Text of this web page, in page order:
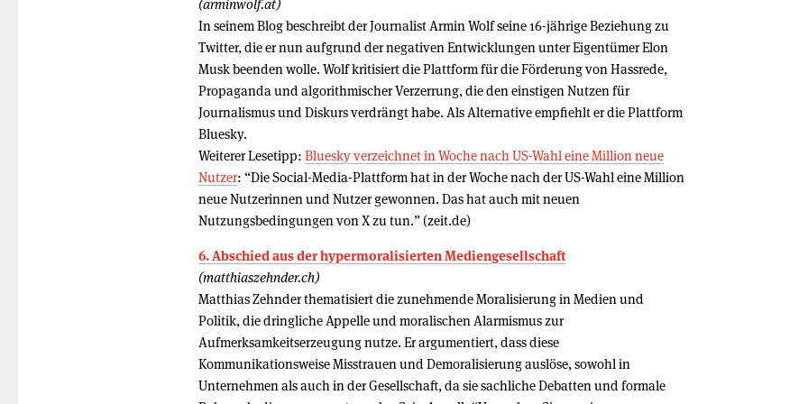
(arminwolf.at)
In seinem Blog beschreibt der Journalist Armin Wolf seine 16-jährige Beziehung zu
Twitter, die er nun aufgrund der negativen Entwicklungen unter Eigentümer Elon
Musk beenden wolle. Wolf kritisiert die Plattform für die Förderung von Hassrede,
Propaganda und algorithmischer Verzerrung, die den einstigen Nutzen für
Journalismus und Diskurs verdrängt habe. Als Alternative empfiehlt er die Plattform
Bluesky.
Weiterer Lesetipp: Bluesky verzeichnet in Woche nach US-Wahl eine Million neue
Nutzer: “Die Social-Media-Plattform hat in der Woche nach der US-Wahl eine Million
neue Nutzerinnen und Nutzer gewonnen. Das hat auch mit neuen
Nutzungsbedingungen von X zu tun.” (zeit.de)
6. Abschied aus der hypermoralisierten Mediengesellschaft
(matthiaszehnder.ch)
Matthias Zehnder thematisiert die zunehmende Moralisierung in Medien und
Politik, die dringliche Appelle und moralischen Alarmismus zur
Aufmerksamkeitserzeugung nutze. Er argumentiert, dass diese
Kommunikationsweise Misstrauen und Demoralisierung auslöse, sowohl in
Unternehmen als auch in der Gesellschaft, da sie sachliche Debatten und formale